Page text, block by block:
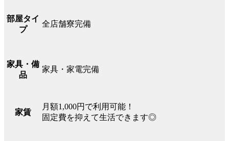
部屋タイ
プ
全店舗寮完備
家具・備
品
家具・家電完備
家賃
月額1,000円で利用可能！
固定費を抑えて生活できます◎